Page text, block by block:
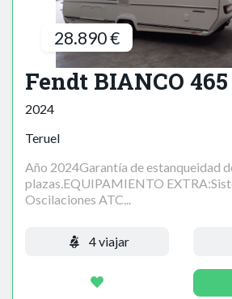
28.890 €
Fendt BIANCO 465
2024
Teruel
Año 2024Garantía de estanqueidad
plazas.EQUIPAMIENTO
Oscilaciones ATC...
4 viajar